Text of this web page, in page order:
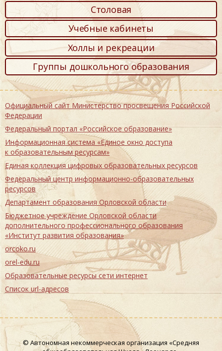
Столовая
Учебные кабинеты
Холлы и рекреации
Группы дошкольного образования
Официальный сайт Министерство просвещения Российской
Федерации
Федеральный портал «Российское образование»
Информационная система «Единое окно доступа
к образовательным ресурсам»
Единая коллекция цифровых образовательных ресурсов
Федеральный центр информационно-образовательных
ресурсов
Департамент образования Орловской области
Бюджетное учреждение Орловской области
дополнительного профессионального образования
«Институт развития образования»
orcoko.ru
orel-edu.ru
Образовательные ресурсы сети интернет
Список url-адресов
© Автономная некоммерческая организация «Средняя